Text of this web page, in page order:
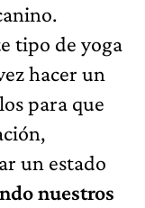
tipo de yoga
hacer un
para que
un estado
nuestros